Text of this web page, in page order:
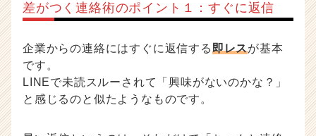
差がつく連絡術のポイント１：すぐに返信
企業からの連絡にはすぐに返信する即レスが基本
です。
LINEで未読スルーされて「興味がないのかな？」
と感じるのと似たようなものです。